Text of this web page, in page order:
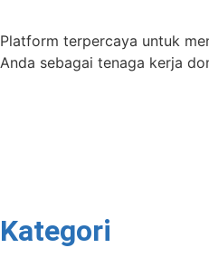
Platform terpercaya untuk
Anda sebagai tenaga kerja
Kategori